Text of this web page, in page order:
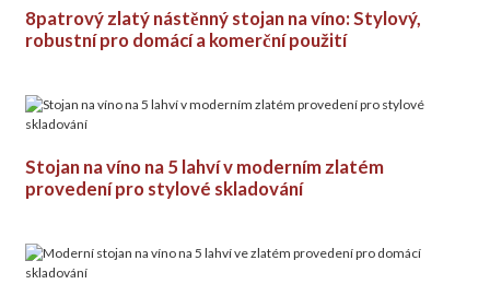
8patrový zlatý nástěnný stojan na víno: Stylový,
robustní pro domácí a komerční použití
Stojan na víno na 5 lahví v moderním zlatém
provedení pro stylové skladování